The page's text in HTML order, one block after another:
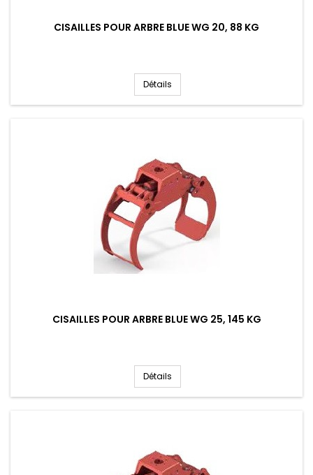
CISAILLES POUR ARBRE BLUE WG 20, 88 KG
Détails
CISAILLES POUR ARBRE BLUE WG 25, 145 KG
Détails